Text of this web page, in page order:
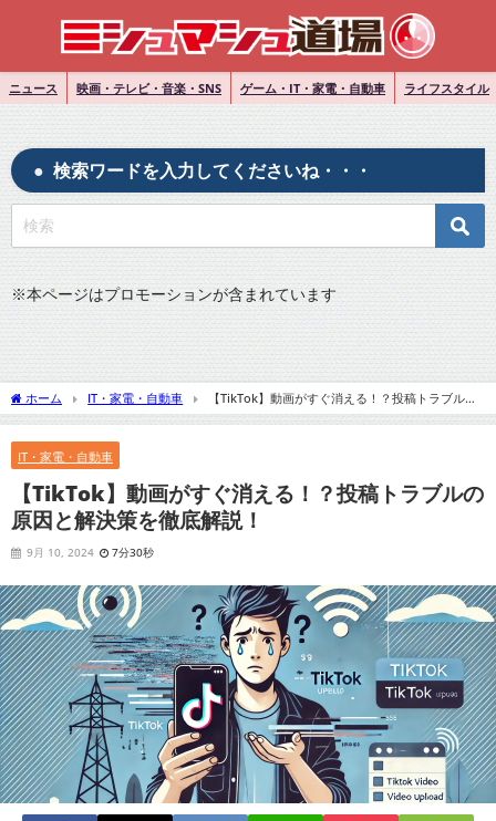
ニュース 映画・テレビ・音楽・SNS ゲーム・IT・家電・自動車 ライフスタイル
検索ワードを入力してくださいね・・・
※本ページはプロモーションが含まれています
ホーム IT・家電・自動車
【TikTok】動画がすぐ消える！？投稿トラブルの
原因と解決策を徹底解説！
IT・家電・自動車
【TikTok】動画がすぐ消える！？投稿トラブルの
原因と解決策を徹底解説！
9月 10, 2024 7分30秒